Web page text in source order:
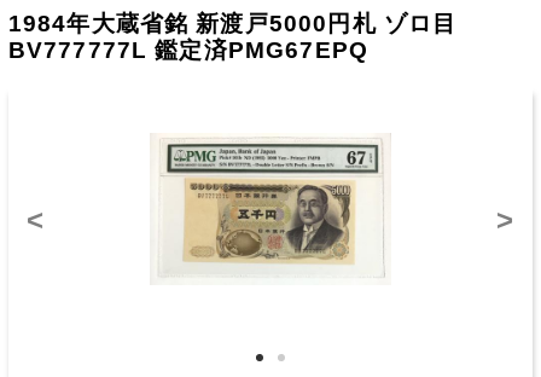
1984年大蔵省銘 新渡戸5000円札 ゾロ目
BV777777L 鑑定済PMG67EPQ
< >